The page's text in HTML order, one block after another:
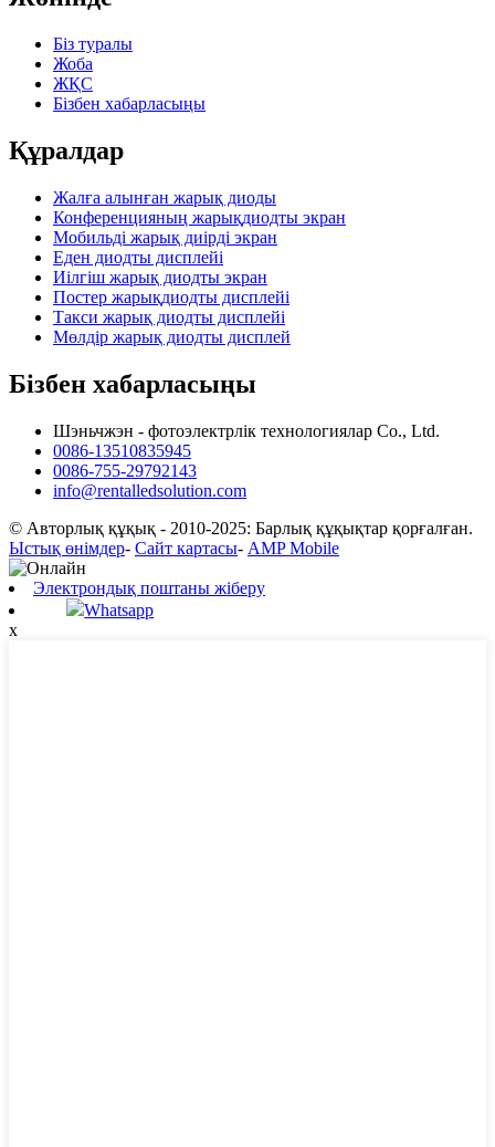
Біз туралы
Жоба
ЖҚС
Бізбен хабарласыңы
Құралдар
Жалға алынған жарық диоды
Конференцияның жарықдиодты экран
Мобильді жарық диірді экран
Еден диодты дисплейі
Иілгіш жарық диодты экран
Постер жарықдиодты дисплейі
Такси жарық диодты дисплейі
Мөлдір жарық диодты дисплей
Бізбен хабарласыңы
Шэньчжэн - фотоэлектрлік технологиялар Co., Ltd.
0086-13510835945
0086-755-29792143
info@rentalledsolution.com
© Авторлық құқық - 2010-2025: Барлық құқықтар қорғалған.
Ыстық өнімдер- Сайт картасы- AMP Mobile
Электрондық поштаны жіберу
Whatsapp
x